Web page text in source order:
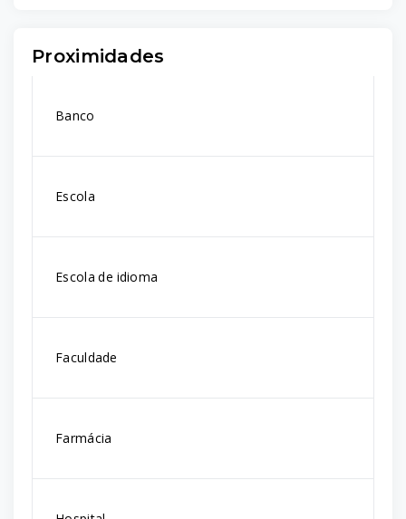
Proximidades
Banco
Escola
Escola de idioma
Faculdade
Farmácia